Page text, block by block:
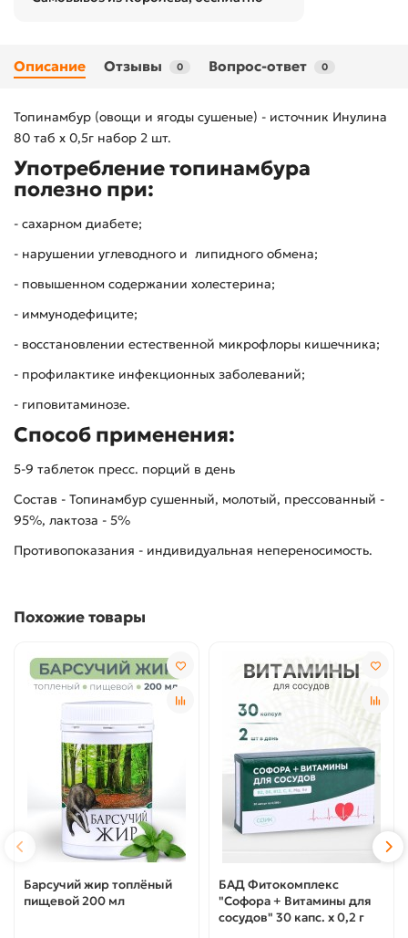
Описание Отзывы 0 Вопрос-ответ 0
Топинамбур (овощи и ягоды сушеные) - источник Инулина
80 таб х 0,5г набор 2 шт.
Употребление топинамбура
полезно при:
- сахарном диабете;
- нарушении углеводного и липидного обмена;
- повышенном содержании холестерина;
- иммунодефиците;
- восстановлении естественной микрофлоры кишечника;
- профилактике инфекционных заболеваний;
- гиповитаминозе.
Способ применения:
5-9 таблеток пресс. порций в день
Состав - Топинамбур сушенный, молотый, прессованный -
95%, лактоза - 5%
Противопоказания - индивидуальная непереносимость.
Похожие товары
Барсучий жир топлёный
пищевой 200 мл
БАД Фитокомплекс
"Софора + Витамины для
сосудов" 30 капс. х 0,2 г